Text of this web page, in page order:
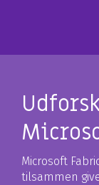
Microsoft
tilsammen